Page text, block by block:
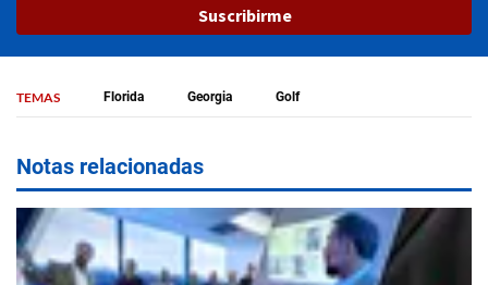
Suscribirme
TEMAS Florida Georgia Golf
Notas relacionadas